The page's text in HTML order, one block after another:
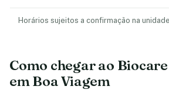
Horários sujeitos a confirmação na unidade.
Como chegar ao
em Boa Viagem